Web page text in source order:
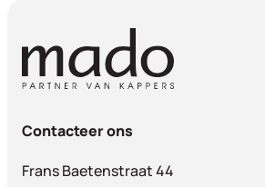
Contacteer ons
Frans Baetenstraat 44